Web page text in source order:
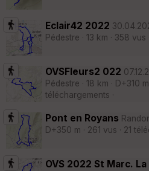
Eclair42 2022
Pédestre · 13 km · 358 vus
OVSFleurs2 022
Pédestre · 18 km · D+310
téléchargements ·
Pont en Royans
D+350 m · 261 vus · 21
OVS 2022 St Marc.